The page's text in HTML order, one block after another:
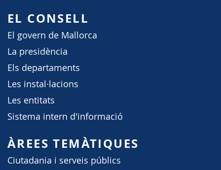
EL CONSELL
El govern de Mallorca
La presidència
Els departaments
Les instal·lacions
Les entitats
Sistema intern d'informació
ÀREES TEMÀTIQUES
Ciutadania i serveis públics